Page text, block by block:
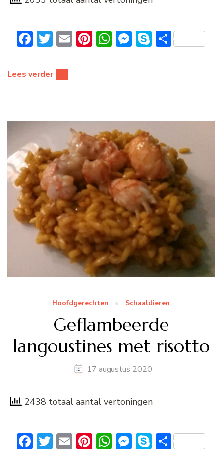
Facebook
Twitter
EmailPinterest
WhatsApp
Messenger
Skype
Delen
Lees verder
Hoofdgerechten Schaaldieren
Geflambeerde
langoustines met risotto
17 augustus 2020
2438 totaal aantal vertoningen
Facebook
Twitter
EmailPinterest
WhatsApp
Messenger
Skype
Delen